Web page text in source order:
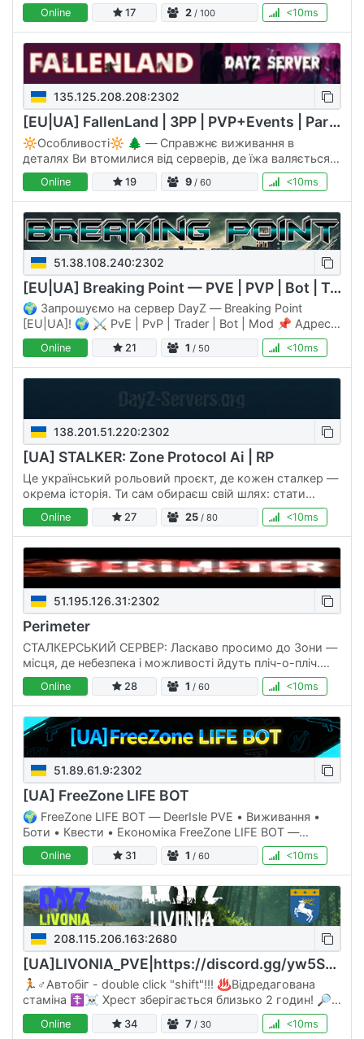
Сюжет гри: атмосферу уцілівшого та всього
постапокаліптичного…
Online 17 2 / 100 <10ms
135.125.208.208:2302
[EU|UA] FallenLand | 3PP | PVP+Events | Party | Vanila+
🔆Особливості🔆 🌲 — Справжнє виживання в
деталях Ви втомилися від серверів, де їжа валяється
на кожному кроці, а за годину гри ви вже виглядаєте
як термінатор? Ми створили…
Online 19 9 / 60 <10ms
51.38.108.240:2302
[EU|UA] Breaking Point — PVE | PVP | Bot | Trader | Mod
🌍 Запрошуємо на сервер DayZ — Breaking Point
[EU|UA]! 🌍 ⚔️ PvE | PvP | Trader | Bot | Mod 📌 Адреса:
51.38.108.240:2302 📌 Discord: 💥 Особливості
сервера: 💡PvE/PvP: Зони…
Online 21 1 / 50 <10ms
138.201.51.220:2302
[UA] STALKER: Zone Protocol Ai | RP
Це український рольовий проєкт, де кожен сталкер —
окрема історія. Ти сам обираєш свій шлях: стати
самітником, приєднатися до фракції, виконувати
завдання чи просто…
Online 27 25 / 80 <10ms
51.195.126.31:2302
Perimeter
СТАЛКЕРСЬКИЙ СЕРВЕР: Ласкаво просимо до Зони —
місця, де небезпека і можливості йдуть пліч-о-пліч.
Цей сервер створений на чистому ентузіазмі та
занурює у справжній…
Online 28 1 / 60 <10ms
51.89.61.9:2302
[UA] FreeZone LIFE BOT
🌍 FreeZone LIFE BOT — DeerIsle PVE • Виживання •
Боти • Квести • Економіка FreeZone LIFE BOT —
український PVE сервер з акцентом на виживання та
розвиток. Боти по всій…
Online 31 1 / 60 <10ms
208.115.206.163:2680
[UA]LIVONIA_PVE|https://discord.gg/yw5SFRNB2y
🏃♂️Автобіг - double click "shift"!!! ♨Відредагована
стаміна ☦️☠️ Хрест зберігається близько 2 годин! 🔎
пошук в інвентарі, кнопка - "О" латинська; 🗺️
мінікарта, клавіша -…
Online 34 7 / 30 <10ms